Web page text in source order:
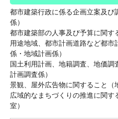
都市建築行政に係る企画立案及び
係）
都市建築部の人事及び予算に関す
用途地域、都市計画道路など都
係・地域計画係）
国土利用計画、地籍調査、地価
計画調査係）
景観、屋外広告物に関すること（
広域的なまちづくりの推進に関す
室）